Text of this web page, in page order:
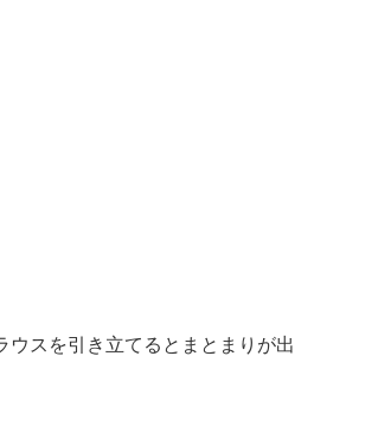
スを引き立てるとまとまりが出